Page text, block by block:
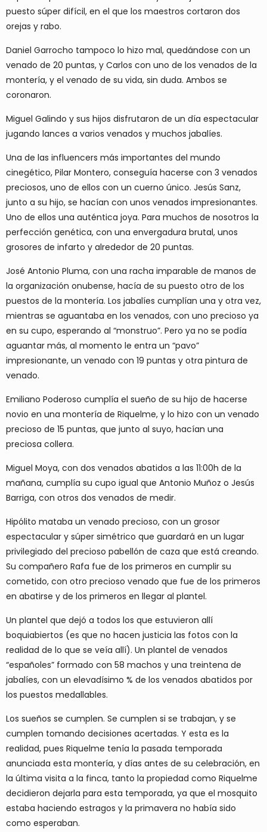
puesto súper difícil, en el que los maestros cortaron dos
orejas y rabo.
Daniel Garrocho tampoco lo hizo mal, quedándose con un
venado de 20 puntas, y Carlos con uno de los venados de la
montería, y el venado de su vida, sin duda. Ambos se
coronaron.
Miguel Galindo y sus hijos disfrutaron de un día espectacular
jugando lances a varios venados y muchos jabalíes.
Una de las influencers más importantes del mundo
cinegético, Pilar Montero, conseguía hacerse con 3 venados
preciosos, uno de ellos con un cuerno único. Jesús Sanz,
junto a su hijo, se hacían con unos venados impresionantes.
Uno de ellos una auténtica joya. Para muchos de nosotros la
perfección genética, con una envergadura brutal, unos
grosores de infarto y alrededor de 20 puntas.
José Antonio Pluma, con una racha imparable de manos de
la organización onubense, hacía de su puesto otro de los
puestos de la montería. Los jabalíes cumplían una y otra vez,
mientras se aguantaba en los venados, con uno precioso ya
en su cupo, esperando al “monstruo”. Pero ya no se podía
aguantar más, al momento le entra un “pavo”
impresionante, un venado con 19 puntas y otra pintura de
venado.
Emiliano Poderoso cumplía el sueño de su hijo de hacerse
novio en una montería de Riquelme, y lo hizo con un venado
precioso de 15 puntas, que junto al suyo, hacían una
preciosa collera.
Miguel Moya, con dos venados abatidos a las 11:00h de la
mañana, cumplía su cupo igual que Antonio Muñoz o Jesús
Barriga, con otros dos venados de medir.
Hipólito mataba un venado precioso, con un grosor
espectacular y súper simétrico que guardará en un lugar
privilegiado del precioso pabellón de caza que está creando.
Su compañero Rafa fue de los primeros en cumplir su
cometido, con otro precioso venado que fue de los primeros
en abatirse y de los primeros en llegar al plantel.
Un plantel que dejó a todos los que estuvieron allí
boquiabiertos (es que no hacen justicia las fotos con la
realidad de lo que se veía allí). Un plantel de venados
“españoles” formado con 58 machos y una treintena de
jabalíes, con un elevadísimo % de los venados abatidos por
los puestos medallables.
Los sueños se cumplen. Se cumplen si se trabajan, y se
cumplen tomando decisiones acertadas. Y esta es la
realidad, pues Riquelme tenía la pasada temporada
anunciada esta montería, y días antes de su celebración, en
la última visita a la finca, tanto la propiedad como Riquelme
decidieron dejarla para esta temporada, ya que el mosquito
estaba haciendo estragos y la primavera no había sido
como esperaban.